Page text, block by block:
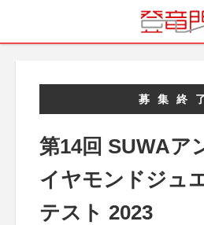
募集終
第14回 SUWAア
イヤモンドジュ
テスト 2023